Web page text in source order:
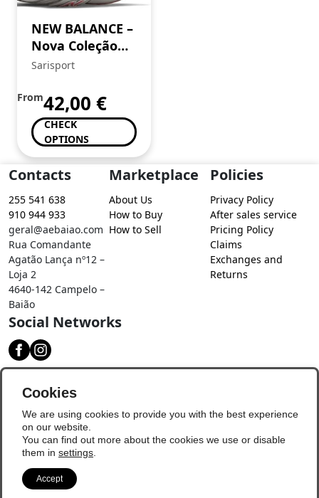
NEW BALANCE –
Nova Coleção
SS’25
Sarisport
From42,00 €
CHECK
OPTIONS
Contacts
255 541 638
910 944 933
geral@aebaiao.com
Rua Comandante
Agatão Lança nº12 –
Loja 2
4640-142 Campelo –
Baião
Marketplace
About Us
How to Buy
How to Sell
Policies
Privacy Policy
After sales service
Pricing Policy
Claims
Exchanges and
Returns
Social Networks
Cookies
We are using cookies to provide you with the best experience
on our website.
You can find out more about the cookies we use or disable
them in settings
Accept